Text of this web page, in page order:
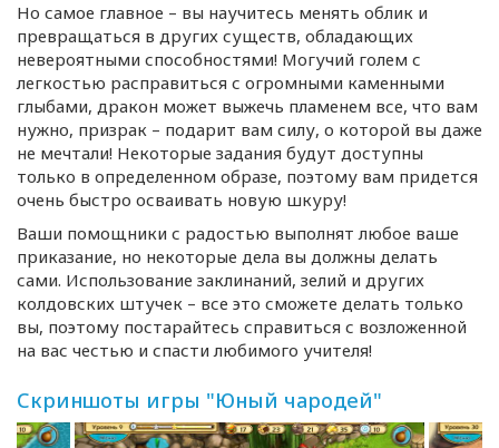
Но самое главное – вы научитесь менять облик и
превращаться в других существ, обладающих
невероятными способностями! Могучий голем с
легкостью расправиться с огромными каменными
глыбами, дракон может выжечь пламенем все, что вам
нужно, призрак – подарит вам силу, о которой вы даже
не мечтали! Некоторые задания будут доступны
только в определенном образе, поэтому вам придется
очень быстро осваивать новую шкуру!
Ваши помощники с радостью выполнят любое ваше
приказание, но некоторые дела вы должны делать
сами. Использование заклинаний, зелий и других
колдовских штучек – все это сможете делать только
вы, поэтому постарайтесь справиться с возложенной
на вас честью и спасти любимого учителя!
Скриншоты игры "Юный чародей"